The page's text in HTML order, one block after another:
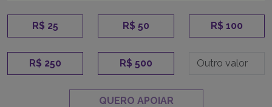
R$ 25 R$ 50 R$ 100
R$ 250 R$ 500
QUERO APOIAR